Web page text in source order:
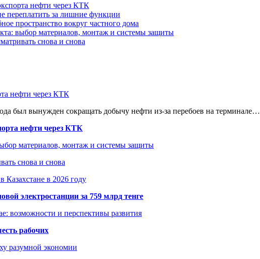
нефти через КТК
переплатить за лишние функции
пространство вокруг частного дома
выбор материалов, монтаж и системы защиты
снова и снова
нефти через КТК
был вынужден сокращать добычу нефти из-за перебоев на терминале…
нефти через КТК
материалов, монтаж и системы защиты
снова и снова
Казахстане в 2026 году
электростанции за 759 млрд тенге
возможности и перспективы развития
рабочих
разумной экономии